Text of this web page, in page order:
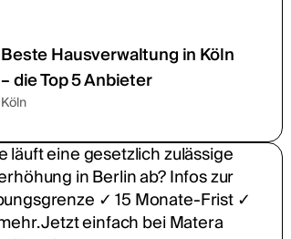
Beste Hausverwaltung in Köln
– die Top 5 Anbieter
Köln